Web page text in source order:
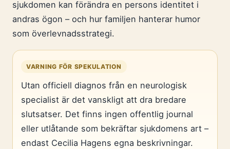
sjukdomen kan förändra en persons identitet i
andras ögon – och hur familjen hanterar humor
som överlevnadsstrategi.
VARNING FÖR SPEKULATION
Utan officiell diagnos från en neurologisk
specialist är det vanskligt att dra bredare
slutsatser. Det finns ingen offentlig journal
eller utlåtande som bekräftar sjukdomens art –
endast Cecilia Hagens egna beskrivningar.